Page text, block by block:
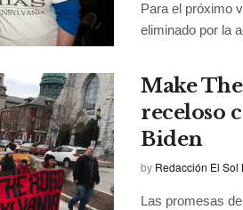
Para el próximo
eliminado por la
Make
receloso
Biden
by Redacción El Sol
Las promesas